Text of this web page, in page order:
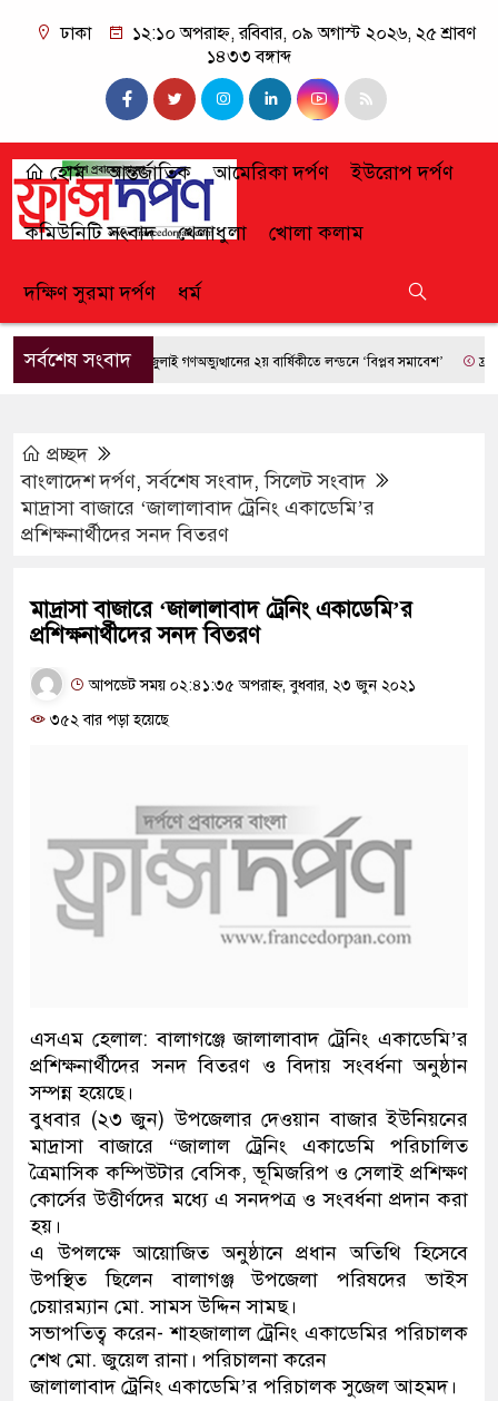
ঢাকা
১২:১০ অপরাহ্ন, রবিবার, ০৯ অগাস্ট ২০২৬, ২৫ শ্রাবণ
১৪৩৩ বঙ্গাব্দ
হোম আন্তর্জাতিক আমেরিকা দর্পণ ইউরোপ দর্পণ
কমিউনিটি সংবাদ খেলাধুলা খোলা কলাম
দক্ষিণ সুরমা দর্পণ ধর্ম
সর্বশেষ সংবাদজুলাই গণঅভ্যুত্থানের ২য় বার্ষিকীতে লন্ডনে ‘বিপ্লব সমাবেশ’ ফ্রান্সে
প্রচ্ছদ
বাংলাদেশ দর্পণ,সর্বশেষ সংবাদ,সিলেট সংবাদ
মাদ্রাসা বাজারে ‘জালালাবাদ ট্রেনিং একাডেমি’র
প্রশিক্ষনার্থীদের সনদ বিতরণ
মাদ্রাসা বাজারে ‘জালালাবাদ ট্রেনিং একাডেমি’র
প্রশিক্ষনার্থীদের সনদ বিতরণ
আপডেট সময় ০২:৪১:৩৫ অপরাহ্ন, বুধবার, ২৩ জুন ২০২১
৩৫২ বার পড়া হয়েছে
এসএম হেলাল: বালাগঞ্জে জালালাবাদ ট্রেনিং একাডেমি’র
প্রশিক্ষনার্থীদের সনদ বিতরণ ও বিদায় সংবর্ধনা অনুষ্ঠান
সম্পন্ন হয়েছে।
বুধবার (২৩ জুন) উপজেলার দেওয়ান বাজার ইউনিয়নের
মাদ্রাসা বাজারে “জালাল ট্রেনিং একাডেমি পরিচালিত
ত্রৈমাসিক কম্পিউটার বেসিক, ভূমিজরিপ ও সেলাই প্রশিক্ষণ
কোর্সের উত্তীর্ণদের মধ্যে এ সনদপত্র ও সংবর্ধনা প্রদান করা
হয়।
এ উপলক্ষে আয়োজিত অনুষ্ঠানে প্রধান অতিথি হিসেবে
উপস্থিত ছিলেন বালাগঞ্জ উপজেলা পরিষদের ভাইস
চেয়ারম্যান মো. সামস উদ্দিন সামছ।
সভাপতিত্ব করেন- শাহজালাল ট্রেনিং একাডেমির পরিচালক
শেখ মো. জুয়েল রানা। পরিচালনা করেন
জালালাবাদ ট্রেনিং একাডেমি’র পরিচালক সুজেল আহমদ।